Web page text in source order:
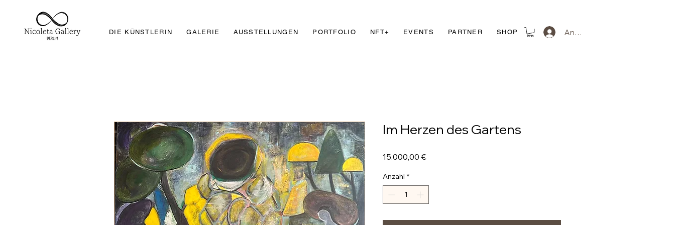
DIE KÜNSTLERIN GALERIE AUSSTELLUNGEN PORTFOLIO NFT+ EVENTS PARTNER SHOP Anmelden
Im Herzen des Gartens
15.000,00 €Preis
Anzahl *